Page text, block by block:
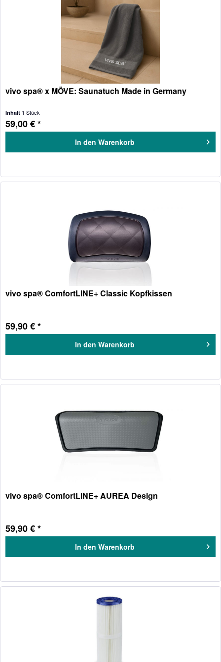
vivo spa® x MÖVE: Saunatuch Made in Germany
Inhalt 1 Stück
59,00 € *
In den Warenkorb
vivo spa® ComfortLINE+ Classic Kopfkissen
59,90 € *
In den Warenkorb
vivo spa® ComfortLINE+ AUREA Design
59,90 € *
In den Warenkorb